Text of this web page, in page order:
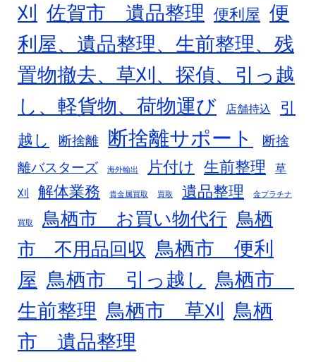
刈
佐賀市 遺品整理 便利屋 便
利屋、遺品整理、生前整理、残
置物撤去、草刈、探偵、引っ越
し、軽貨物、荷物運び
店舗持込
引
越し
断捨離 断捨離サポート
断捨
離バスターズ
海外輸出 片付け 生前整理 草
刈 解体業務 貴金属買取 買取 遺品整理 金プラチナ
買取 鳥栖市 お買い物代行 鳥栖
市 不用品回収 鳥栖市 便利
屋 鳥栖市 引っ越し
鳥栖市
生前整理 鳥栖市 草刈
鳥栖
市 遺品整理